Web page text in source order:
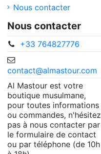
Nous contacter
Nous contacter
+33 764827776
contact@almastour.com
Al Mastour est votre
boutique musulmane,
pour toutes informations
ou commandes, n'hésitez
pas à nous contacter par
le formulaire de contact
ou par téléphone (de 10h